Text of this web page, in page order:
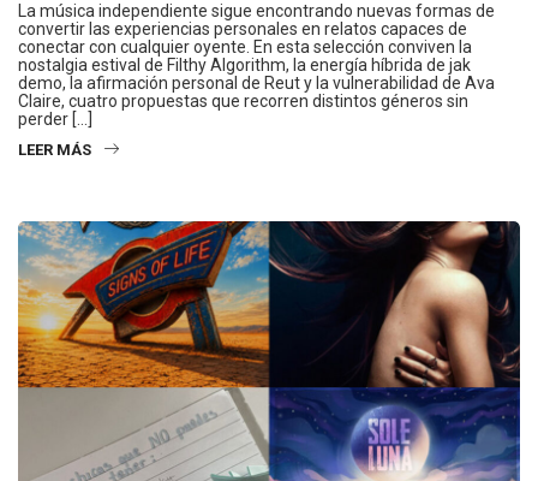
La música independiente sigue encontrando nuevas formas de
convertir las experiencias personales en relatos capaces de
conectar con cualquier oyente. En esta selección conviven la
nostalgia estival de Filthy Algorithm, la energía híbrida de jak
demo, la afirmación personal de Reut y la vulnerabilidad de Ava
Claire, cuatro propuestas que recorren distintos géneros sin
perder […]
LEER MÁS